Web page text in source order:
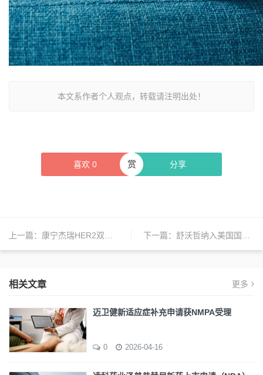
本文系作者个人观点，转载请注明出处！
喜欢 0 分享
赏
上一篇： 康宁杰瑞HER2双抗ADC药物JSKN003获美国FDA孤儿药资格认定 下一篇： 舒沃哲纳入美国国立综合癌症网络指南
相关文章 更多
迈卫健新适应症补充申请获NMPA受理
0 2026-04-16